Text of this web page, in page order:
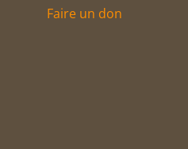
Faire un don